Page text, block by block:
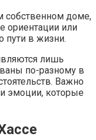
собственном доме,
ориентации или
пути в жизни.
лишь
по-разному в
Важно
эмоции, которые